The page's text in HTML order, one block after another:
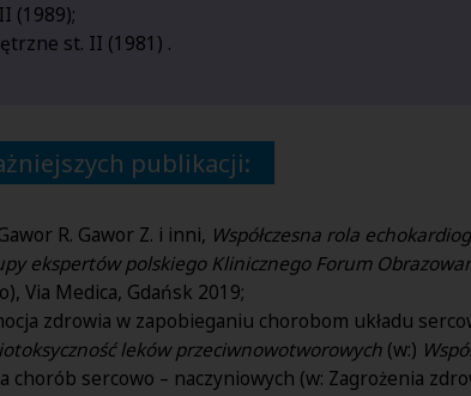
(1989);
st. II (1981) .
publikacji:
R. Gawor Z. i inni, Współczesna rola
ekspertów polskiego Klinicznego Forum
Via Medica, Gdańsk 2019;
zdrowia w zapobieganiu chorobom układu
leków przeciwnowotworowych (w:)
chorób sercowo – naczyniowych (w: Zagrożenia